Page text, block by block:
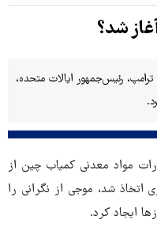
شد؟
رئیس‌جمهور ایالات متحده،
مواد معدنی کمیاب چین از
اتخاذ شد، موجی از نگرانی را
ایجاد کرد.